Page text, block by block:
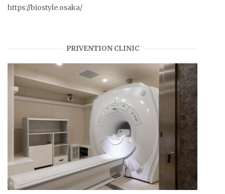
https://biostyle.osaka/
PRIVENTION CLINIC